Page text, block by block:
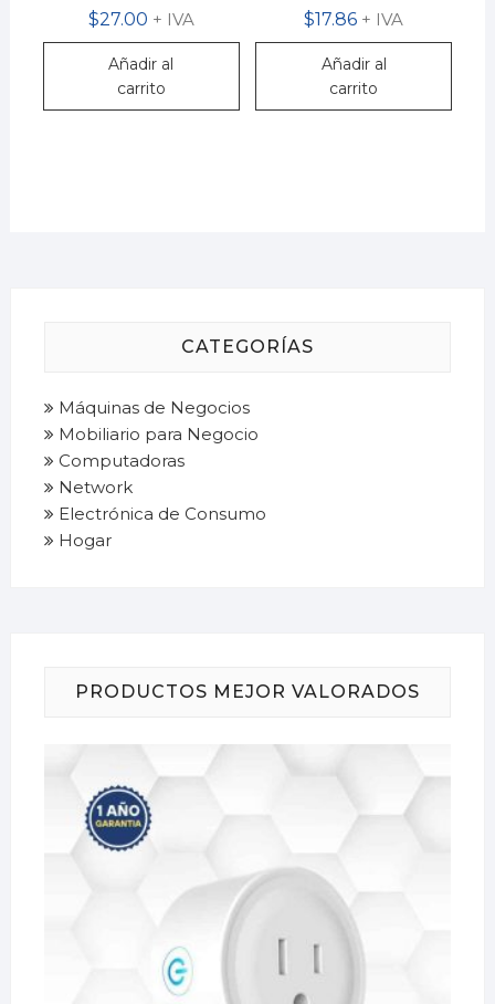
$27.00 + IVA
Añadir al
carrito
$17.86 + IVA
Añadir al
carrito
CATEGORÍAS
Máquinas de Negocios
Mobiliario para Negocio
Computadoras
Network
Electrónica de Consumo
Hogar
PRODUCTOS MEJOR VALORADOS